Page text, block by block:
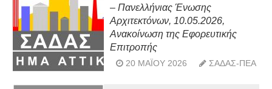
– Πανελλήνιας Ένωσης
Αρχιτεκτόνων, 10.05.2026,
Ανακοίνωση της Εφορευτικής
Επιτροπής
20 ΜΑΪ́ΟΥ 2026 ΣΑΔΑΣ-ΠΕΑ